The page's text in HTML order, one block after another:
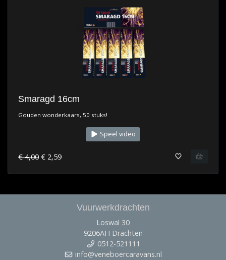
Smaragd 16cm
Gouden wonderkaars, 50 stuks!
Speel video
€ 4,00 € 2,59
Vuurwerkdrachten
Loswal 30
9206AH Drachten
0512-521111
info@veneboercaravans.nl